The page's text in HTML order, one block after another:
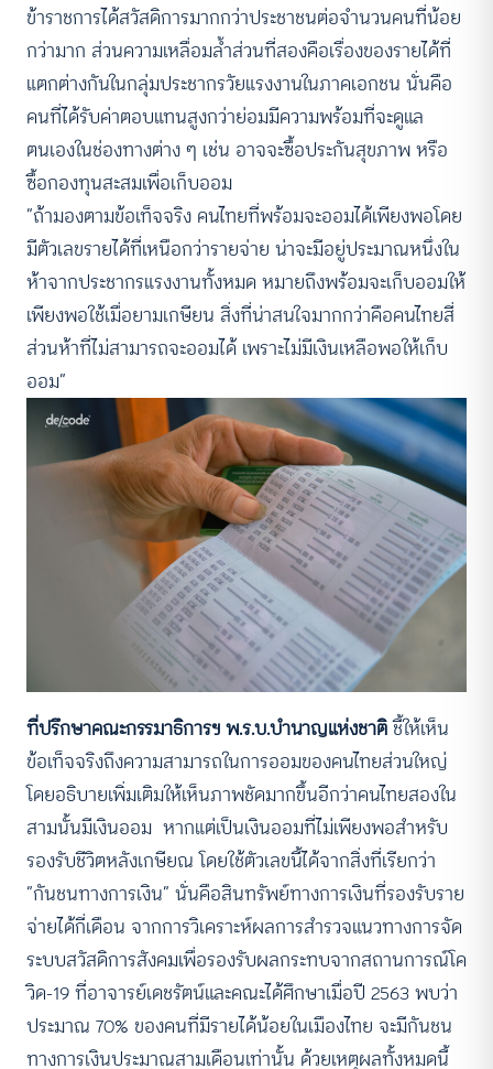
ข้าราชการได้สวัสดิการมากกว่าประชาชนต่อจำนวนคนที่น้อย
กว่ามาก ส่วนความเหลื่อมล้ำส่วนที่สองคือเรื่องของรายได้ที่
แตกต่างกันในกลุ่มประชากรวัยแรงงานในภาคเอกชน นั่นคือ
คนที่ได้รับค่าตอบแทนสูงกว่าย่อมมีความพร้อมที่จะดูแล
ตนเองในช่องทางต่าง ๆ เช่น อาจจะซื้อประกันสุขภาพ หรือ
ซื้อกองทุนสะสมเพื่อเก็บออม
“ถ้ามองตามข้อเท็จจริง คนไทยที่พร้อมจะออมได้เพียงพอโดย
มีตัวเลขรายได้ที่เหนือกว่ารายจ่าย น่าจะมีอยู่ประมาณหนึ่งใน
ห้าจากประชากรแรงงานทั้งหมด หมายถึงพร้อมจะเก็บออมให้
เพียงพอใช้เมื่อยามเกษียน สิ่งที่น่าสนใจมากกว่าคือคนไทยสี่
ส่วนห้าที่ไม่สามารถจะออมได้ เพราะไม่มีเงินเหลือพอให้เก็บ
ออม”
ที่ปรึกษาคณะกรรมาธิการฯ พ.ร.บ.บำนาญแห่งชาติชี้ให้เห็น
ข้อเท็จจริงถึงความสามารถในการออมของคนไทยส่วนใหญ่
โดยอธิบายเพิ่มเติมให้เห็นภาพชัดมากขึ้นอีกว่าคนไทยสองใน
สามนั้นมีเงินออม หากแต่เป็นเงินออมที่ไม่เพียงพอสำหรับ
รองรับชีวิตหลังเกษียณ โดยใช้ตัวเลขนี้ได้จากสิ่งที่เรียกว่า
“กันชนทางการเงิน” นั่นคือสินทรัพย์ทางการเงินที่รองรับราย
จ่ายได้กี่เดือน จากการวิเคราะห์ผลการสำรวจแนวทางการจัด
ระบบสวัสดิการสังคมเพื่อรองรับผลกระทบจากสถานการณ์โค
วิด-19 ที่อาจารย์เดชรัตน์และคณะได้ศึกษาเมื่อปี 2563 พบว่า
ประมาณ 70% ของคนที่มีรายได้น้อยในเมืองไทย จะมีกันชน
ทางการเงินประมาณสามเดือนเท่านั้น ด้วยเหตุผลทั้งหมดนี้